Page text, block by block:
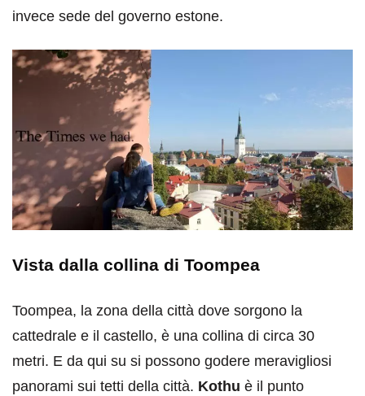
invece sede del governo estone.
Vista dalla collina di Toompea
Toompea, la zona della città dove sorgono la
cattedrale e il castello, è una collina di circa 30
metri. E da qui su si possono godere meravigliosi
panorami sui tetti della città. Kothu è il punto